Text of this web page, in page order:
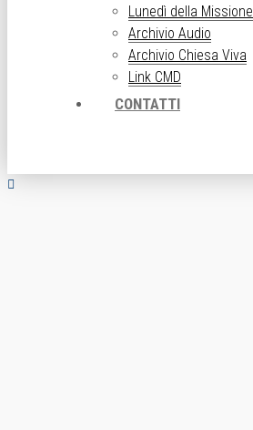
Lunedì della Missione
Archivio Audio
Archivio Chiesa Viva
Link CMD
CONTATTI